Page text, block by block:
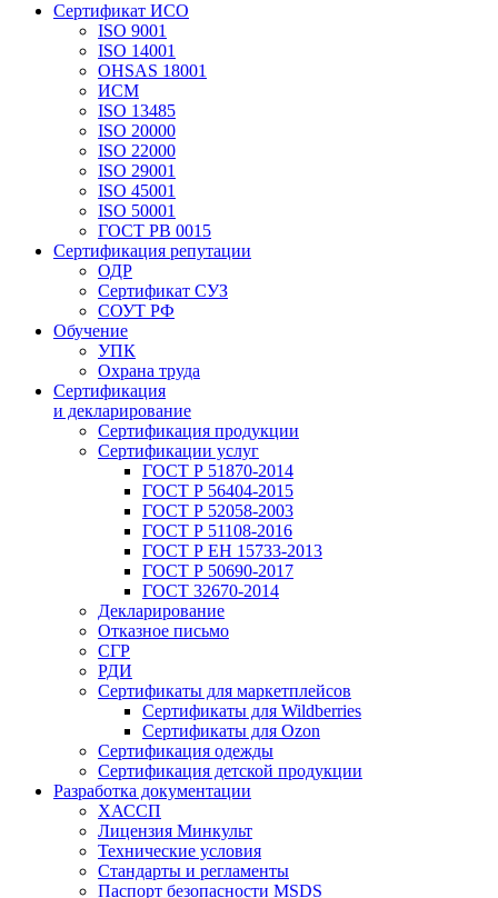
Сертификат ИСО
ISO 9001
ISO 14001
OHSAS 18001
ИСМ
ISO 13485
ISO 20000
ISO 22000
ISO 29001
ISO 45001
ISO 50001
ГОСТ РВ 0015
Сертификация репутации
ОДР
Сертификат СУЗ
СОУТ РФ
Обучение
УПК
Охрана труда
Сертификация
и декларирование
Сертификация продукции
Сертификации услуг
ГОСТ Р 51870-2014
ГОСТ Р 56404-2015
ГОСТ Р 52058-2003
ГОСТ Р 51108-2016
ГОСТ Р ЕН 15733-2013
ГОСТ Р 50690-2017
ГОСТ 32670-2014
Декларирование
Отказное письмо
СГР
РДИ
Сертификаты для маркетплейсов
Сертификаты для Wildberries
Сертификаты для Ozon
Сертификация одежды
Сертификация детской продукции
Разработка документации
ХАССП
Лицензия Минкульт
Технические условия
Стандарты и регламенты
Паспорт безопасности MSDS